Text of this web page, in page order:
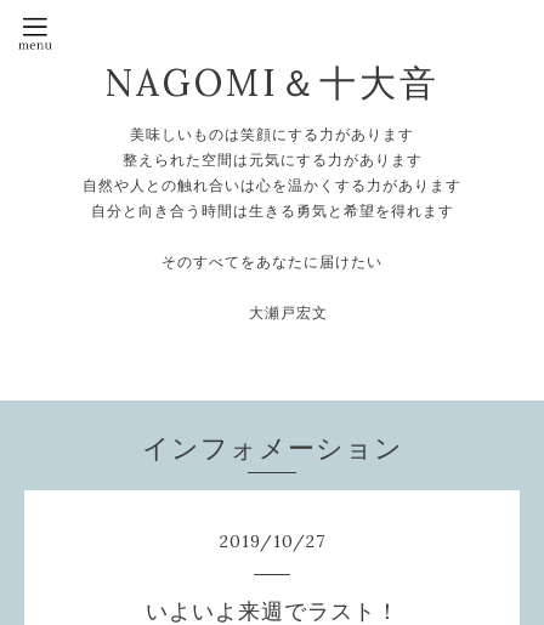
NAGOMI＆十大音
美味しいものは笑顔にする力があります
整えられた空間は元気にする力があります
自然や人との触れ合いは心を温かくする力があります
自分と向き合う時間は生きる勇気と希望を得れます
そのすべてをあなたに届けたい
大瀬戸宏文
インフォメーション
2019/10/27
いよいよ来週でラスト！